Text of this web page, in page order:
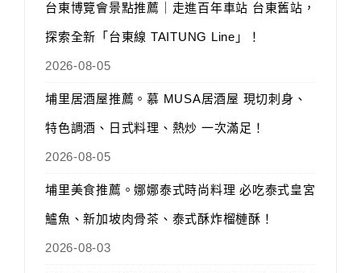
台東博覽會景點推薦｜走進百年車站 台東舊站，
探索全新「台東線 TAITUNG Line」！
2026-08-05
埔里居酒屋推薦。慕 MUSA居酒屋 現切刺身、
特色調酒、日式料理、熱炒 一次滿足！
2026-08-05
埔里美食推薦。娜娜泰式時尚料理 必吃泰式皇宮
鱸魚、新加坡肉骨茶、泰式酥炸榴槤酥！
2026-08-03